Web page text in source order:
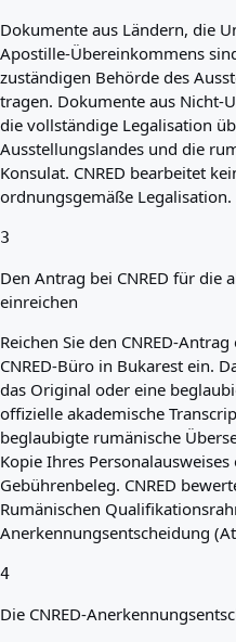
Dokumente aus Ländern, die
Apostille-Übereinkommens
zuständigen Behörde des
tragen. Dokumente aus Nicht-
die vollständige Legalisation
Ausstellungslandes und die
Konsulat. CNRED bearbeitet
ordnungsgemäße Legalisation.
3
Den Antrag bei CNRED für die
einreichen
Reichen Sie den CNRED-
CNRED-Büro in Bukarest ein.
das Original oder eine
offizielle akademische
beglaubigte rumänische
Kopie Ihres
Gebührenbeleg. CNRED
Rumänischen
Anerkennungsentscheidung
4
Die CNRED-